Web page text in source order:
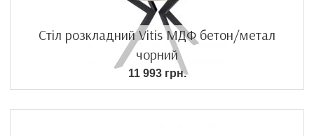
Стіл розкладний Vitis МДФ бетон/метал
чорний
11 993 грн.